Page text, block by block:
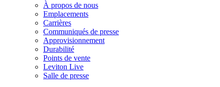
À propos de nous
Emplacements
Carrières
Communiqués de presse
Approvisionnement
Durabilité
Points de vente
Leviton Live
Salle de presse